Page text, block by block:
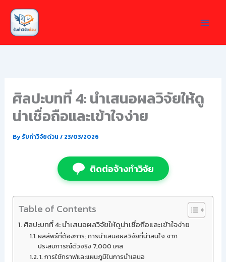
Skip
content
ศิลปะบทที่ 4: นำเสนอผลวิจัยให้ดู
น่าเชื่อถือและเข้าใจง่าย
Byรับทำวิจัยด่วน / 23/03/2026
ติดต่อจ้างทำวิจัย
Table of Contents
ศิลปะบทที่ 4: นำเสนอผลวิจัยให้ดูน่าเชื่อถือและเข้าใจง่าย
ผลลัพธ์ที่ต้องการ: การนำเสนอผลวิจัยที่น่าสนใจ จาก
ประสบการณ์ตัวจริง 7,000 เคส
1. การใช้กราฟและแผนภูมิในการนำเสนอ